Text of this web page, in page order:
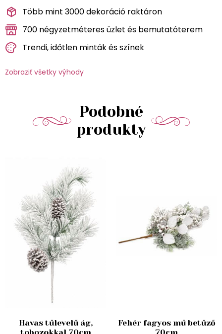
Több mint 3000 dekoráció raktáron
700 négyzetméteres üzlet és bemutatóterem
Trendi, időtlen minták és színek
Zobraziť všetky výhody
Podobné
produkty
Havas tűlevelű ág,
Fehér fagyos mű betűző